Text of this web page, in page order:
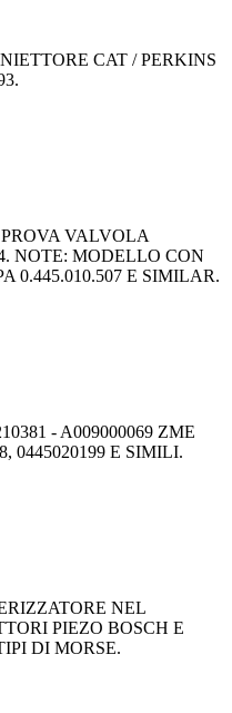
CAT / PERKINS
VALVOLA
NOTE: MODELLO CON
0.445.010.507 E SIMILAR.
- A009000069 ZME
0445020199 E SIMILI.
NEL
PIEZO BOSCH E
DI MORSE.